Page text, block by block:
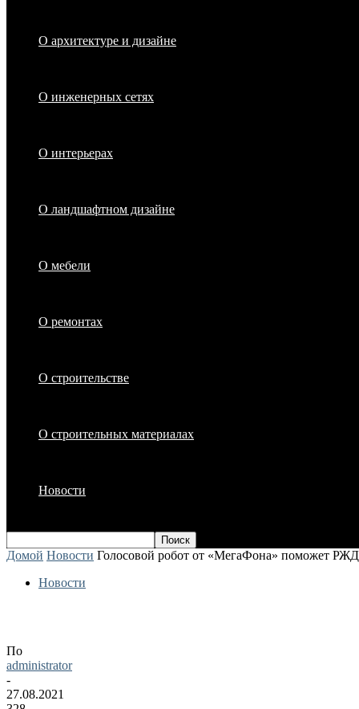
О архитектуре и дизайне
О инженерных сетях
О интерьерах
О ландшафтном дизайне
О мебели
О ремонтах
О строительстве
О строительных материалах
Новости
Домой Новости Голосовой робот от «МегаФона» поможет РЖД
Новости
По
administrator
-
27.08.2021